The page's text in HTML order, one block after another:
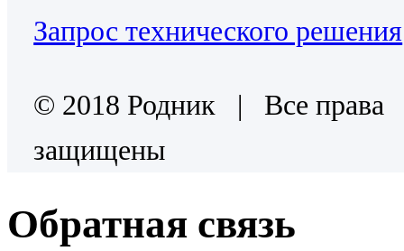
Запрос технического решения
© 2018 Родник | Все права
защищены
Обратная связь